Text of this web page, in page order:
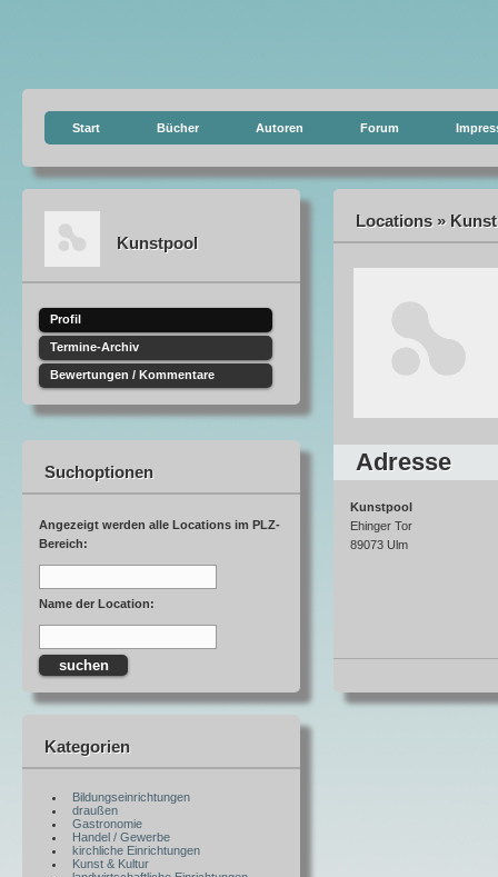
Start Bücher Autoren Forum
Kunstpool
Profil
Termine-Archiv
Bewertungen / Kommentare
Suchoptionen
Angezeigt werden alle Locations im PLZ-
Bereich:
Name der Location:
Kategorien
Bildungseinrichtungen
draußen
Gastronomie
Handel / Gewerbe
kirchliche Einrichtungen
Kunst & Kultur
Locations »
Adresse
Kunstpool
Ehinger Tor
89073 Ulm